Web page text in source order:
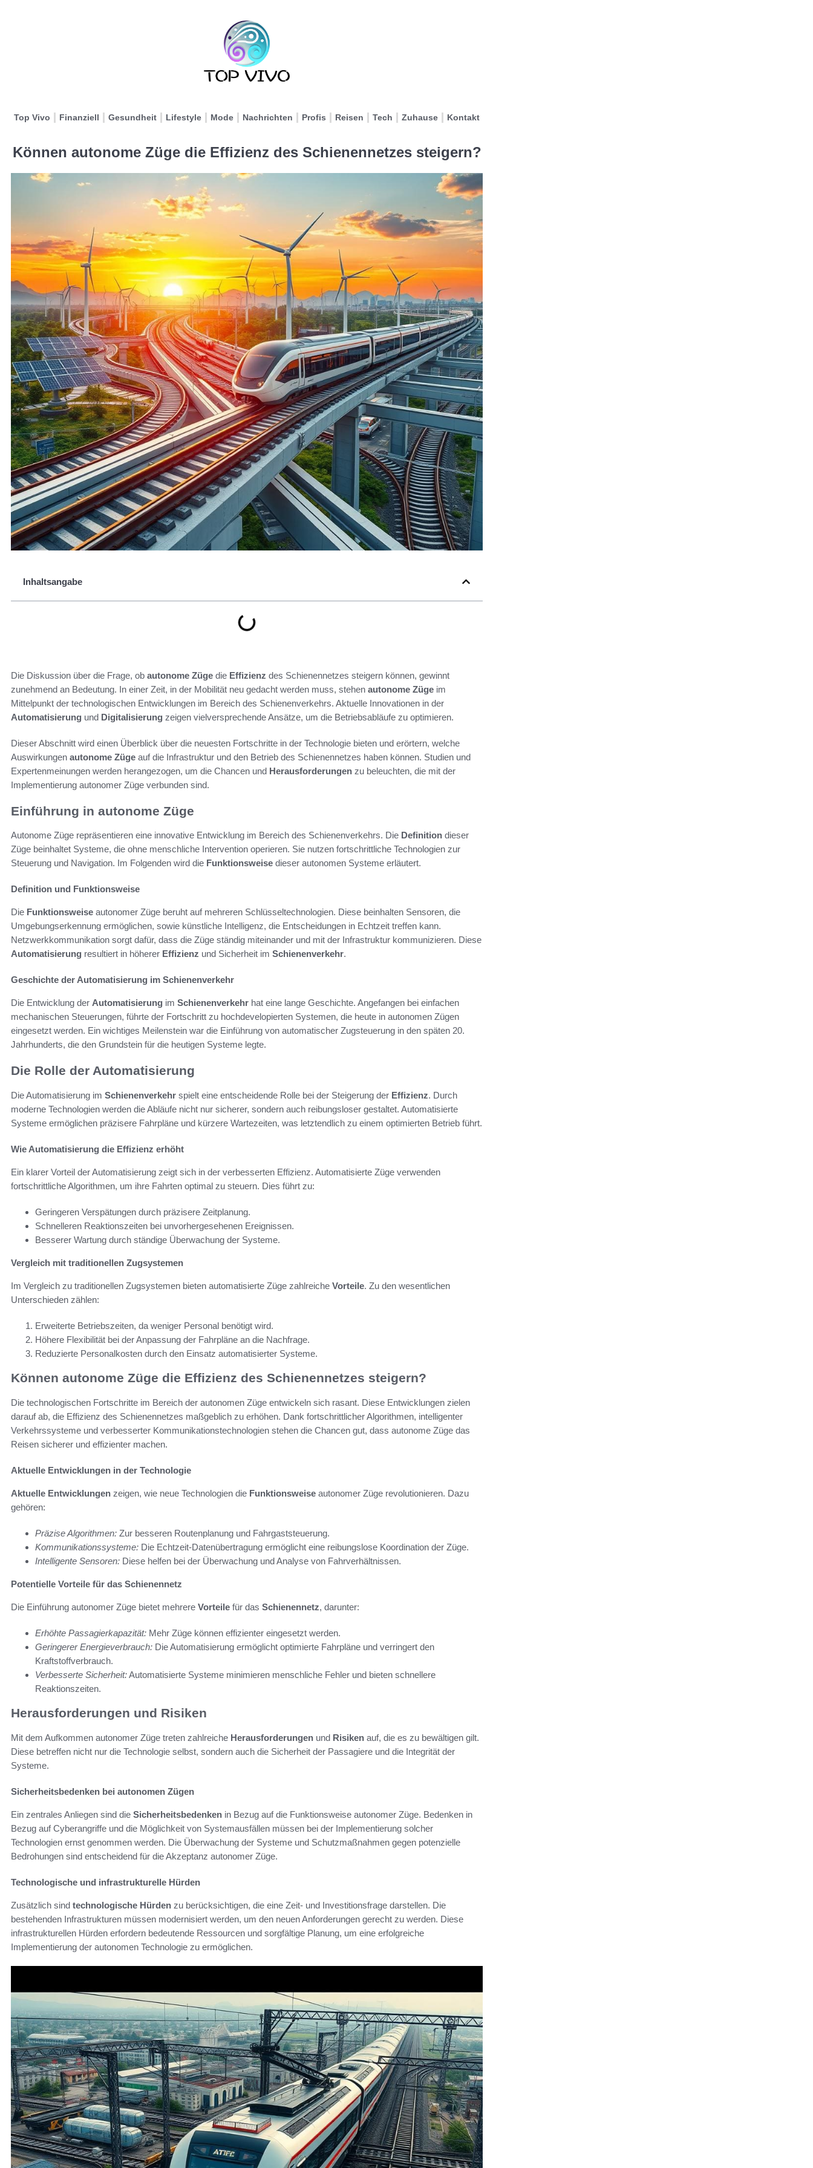
Top Vivo Finanziell Gesundheit Lifestyle Mode Nachrichten Profis Reisen Tech Zuhause Kontakt
Können autonome Züge die Effizienz des Schienennetzes steigern?
Inhaltsangabe
Die Diskussion über die Frage, ob autonome Züge die Effizienz des Schienennetzes steigern können, gewinnt
zunehmend an Bedeutung. In einer Zeit, in der Mobilität neu gedacht werden muss, stehen autonome Züge im
Mittelpunkt der technologischen Entwicklungen im Bereich des Schienenverkehrs. Aktuelle Innovationen in der
Automatisierung und Digitalisierung zeigen vielversprechende Ansätze, um die Betriebsabläufe zu optimieren.
Dieser Abschnitt wird einen Überblick über die neuesten Fortschritte in der Technologie bieten und erörtern, welche
Auswirkungen autonome Züge auf die Infrastruktur und den Betrieb des Schienennetzes haben können. Studien und
Expertenmeinungen werden herangezogen, um die Chancen und Herausforderungen zu beleuchten, die mit der
Implementierung autonomer Züge verbunden sind.
Einführung in autonome Züge
Autonome Züge repräsentieren eine innovative Entwicklung im Bereich des Schienenverkehrs. Die Definition dieser
Züge beinhaltet Systeme, die ohne menschliche Intervention operieren. Sie nutzen fortschrittliche Technologien zur
Steuerung und Navigation. Im Folgenden wird die Funktionsweise dieser autonomen Systeme erläutert.
Definition und Funktionsweise
Die Funktionsweise autonomer Züge beruht auf mehreren Schlüsseltechnologien. Diese beinhalten Sensoren, die
Umgebungserkennung ermöglichen, sowie künstliche Intelligenz, die Entscheidungen in Echtzeit treffen kann.
Netzwerkkommunikation sorgt dafür, dass die Züge ständig miteinander und mit der Infrastruktur kommunizieren. Diese
Automatisierung resultiert in höherer Effizienz und Sicherheit im Schienenverkehr.
Geschichte der Automatisierung im Schienenverkehr
Die Entwicklung der Automatisierung im Schienenverkehr hat eine lange Geschichte. Angefangen bei einfachen
mechanischen Steuerungen, führte der Fortschritt zu hochdevelopierten Systemen, die heute in autonomen Zügen
eingesetzt werden. Ein wichtiges Meilenstein war die Einführung von automatischer Zugsteuerung in den späten 20.
Jahrhunderts, die den Grundstein für die heutigen Systeme legte.
Die Rolle der Automatisierung
Die Automatisierung im Schienenverkehr spielt eine entscheidende Rolle bei der Steigerung der Effizienz. Durch
moderne Technologien werden die Abläufe nicht nur sicherer, sondern auch reibungsloser gestaltet. Automatisierte
Systeme ermöglichen präzisere Fahrpläne und kürzere Wartezeiten, was letztendlich zu einem optimierten Betrieb führt.
Wie Automatisierung die Effizienz erhöht
Ein klarer Vorteil der Automatisierung zeigt sich in der verbesserten Effizienz. Automatisierte Züge verwenden
fortschrittliche Algorithmen, um ihre Fahrten optimal zu steuern. Dies führt zu:
Geringeren Verspätungen durch präzisere Zeitplanung.
Schnelleren Reaktionszeiten bei unvorhergesehenen Ereignissen.
Besserer Wartung durch ständige Überwachung der Systeme.
Vergleich mit traditionellen Zugsystemen
Im Vergleich zu traditionellen Zugsystemen bieten automatisierte Züge zahlreiche Vorteile. Zu den wesentlichen
Unterschieden zählen:
Erweiterte Betriebszeiten, da weniger Personal benötigt wird.
Höhere Flexibilität bei der Anpassung der Fahrpläne an die Nachfrage.
Reduzierte Personalkosten durch den Einsatz automatisierter Systeme.
Können autonome Züge die Effizienz des Schienennetzes steigern?
Die technologischen Fortschritte im Bereich der autonomen Züge entwickeln sich rasant. Diese Entwicklungen zielen
darauf ab, die Effizienz des Schienennetzes maßgeblich zu erhöhen. Dank fortschrittlicher Algorithmen, intelligenter
Verkehrssysteme und verbesserter Kommunikationstechnologien stehen die Chancen gut, dass autonome Züge das
Reisen sicherer und effizienter machen.
Aktuelle Entwicklungen in der Technologie
Aktuelle Entwicklungen zeigen, wie neue Technologien die Funktionsweise autonomer Züge revolutionieren. Dazu
gehören:
Präzise Algorithmen: Zur besseren Routenplanung und Fahrgaststeuerung.
Kommunikationssysteme: Die Echtzeit-Datenübertragung ermöglicht eine reibungslose Koordination der Züge.
Intelligente Sensoren: Diese helfen bei der Überwachung und Analyse von Fahrverhältnissen.
Potentielle Vorteile für das Schienennetz
Die Einführung autonomer Züge bietet mehrere Vorteile für das Schienennetz, darunter:
Erhöhte Passagierkapazität: Mehr Züge können effizienter eingesetzt werden.
Geringerer Energieverbrauch: Die Automatisierung ermöglicht optimierte Fahrpläne und verringert den
Kraftstoffverbrauch.
Verbesserte Sicherheit:Automatisierte Systeme minimieren menschliche Fehler und bieten schnellere
Reaktionszeiten.
Herausforderungen und Risiken
Mit dem Aufkommen autonomer Züge treten zahlreiche Herausforderungen und Risiken auf, die es zu bewältigen gilt.
Diese betreffen nicht nur die Technologie selbst, sondern auch die Sicherheit der Passagiere und die Integrität der
Systeme.
Sicherheitsbedenken bei autonomen Zügen
Ein zentrales Anliegen sind die Sicherheitsbedenken in Bezug auf die Funktionsweise autonomer Züge. Bedenken in
Bezug auf Cyberangriffe und die Möglichkeit von Systemausfällen müssen bei der Implementierung solcher
Technologien ernst genommen werden. Die Überwachung der Systeme und Schutzmaßnahmen gegen potenzielle
Bedrohungen sind entscheidend für die Akzeptanz autonomer Züge.
Technologische und infrastrukturelle Hürden
Zusätzlich sind technologische Hürden zu berücksichtigen, die eine Zeit- und Investitionsfrage darstellen. Die
bestehenden Infrastrukturen müssen modernisiert werden, um den neuen Anforderungen gerecht zu werden. Diese
infrastrukturellen Hürden erfordern bedeutende Ressourcen und sorgfältige Planung, um eine erfolgreiche
Implementierung der autonomen Technologie zu ermöglichen.